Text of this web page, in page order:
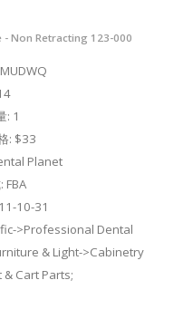
- Non Retracting 123-000
: 1
: $33
Planet
FBA
10-31
>Professional Dental
& Light->Cabinetry
Cart Parts;